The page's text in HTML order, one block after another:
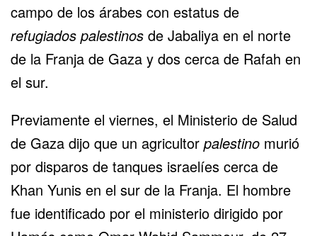
campo de los árabes con estatus de
refugiados palestinos de Jabaliya en el norte
de la Franja de Gaza y dos cerca de Rafah en
el sur.
Previamente el viernes, el Ministerio de Salud
de Gaza dijo que un agricultor palestino murió
por disparos de tanques israelíes cerca de
Khan Yunis en el sur de la Franja. El hombre
fue identificado por el ministerio dirigido por